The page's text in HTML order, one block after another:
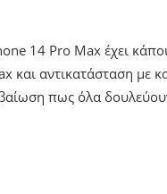
14 Pro Max έχει
αντικατάσταση με
πως όλα